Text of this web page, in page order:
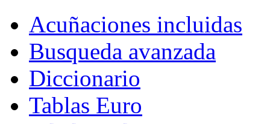
Acuñaciones incluidas
Busqueda avanzada
Diccionario
Tablas Euro